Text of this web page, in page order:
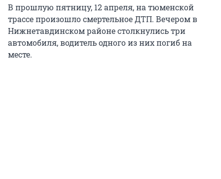
В прошлую пятницу, 12 апреля, на тюменской
трассе произошло смертельное ДТП. Вечером в
Нижнетавдинском районе столкнулись три
автомобиля, водитель одного из них погиб на
месте.